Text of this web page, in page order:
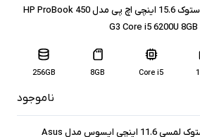
لپ تاپ استوک 15.6 اینچی اچ پی مدل HP ProBook 450
G3 Core i5 6200U 8GB
Core i5
8GB
256GB
ناموجود
لپ تاپ استوک لمسی 11.6 اینچی ایسوس مدل Asus